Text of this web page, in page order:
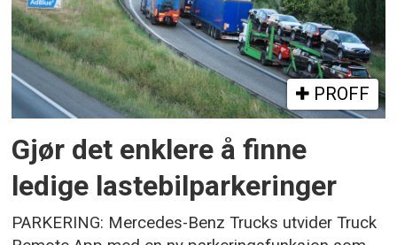
PROFF
Gjør det enklere å finne
ledige lastebilparkeringer
PARKERING: Mercedes-Benz Trucks utvider Truck